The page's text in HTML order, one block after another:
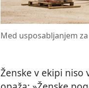
Med usposabljanjem
Ženske v ekipi niso